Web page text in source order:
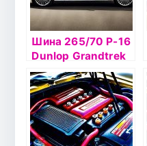
Шина 265/70 Р-16
Dunlop Grandtrek
SJ6